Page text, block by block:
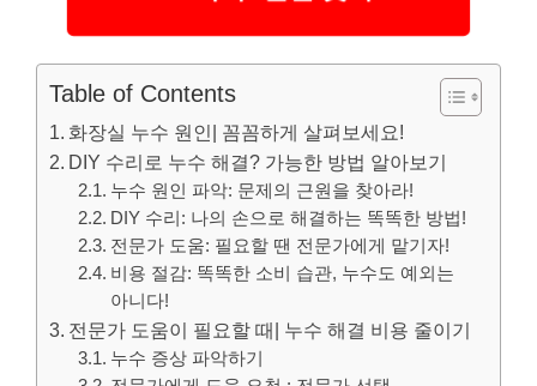
Table of Contents
화장실 누수 원인| 꼼꼼하게 살펴보세요!
DIY 수리로 누수 해결? 가능한 방법 알아보기
누수 원인 파악: 문제의 근원을 찾아라!
DIY 수리: 나의 손으로 해결하는 똑똑한 방법!
전문가 도움: 필요할 땐 전문가에게 맡기자!
비용 절감: 똑똑한 소비 습관, 누수도 예외는
아니다!
전문가 도움이 필요할 때| 누수 해결 비용 줄이기
누수 증상 파악하기